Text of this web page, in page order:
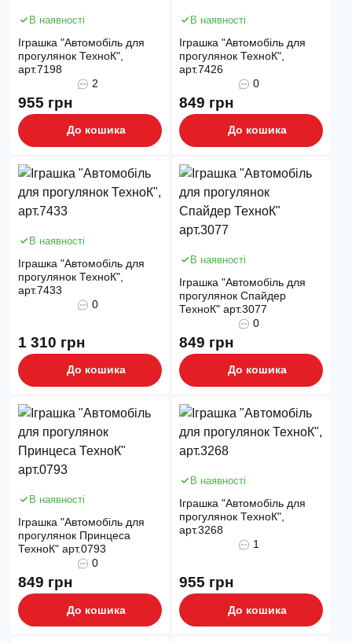
В наявності
Іграшка "Автомобіль для
прогулянок ТехноК",
арт.7198
2
955 грн
До кошика
В наявності
Іграшка "Автомобіль для
прогулянок ТехноК",
арт.7426
0
849 грн
До кошика
В наявності
Іграшка "Автомобіль для
прогулянок ТехноК",
арт.7433
0
1 310 грн
До кошика
В наявності
Іграшка "Автомобіль для
прогулянок Спайдер
ТехноК" арт.3077
0
849 грн
До кошика
В наявності
Іграшка "Автомобіль для
прогулянок Принцеса
ТехноК" арт.0793
0
849 грн
До кошика
В наявності
Іграшка "Автомобіль для
прогулянок ТехноК",
арт.3268
1
955 грн
До кошика